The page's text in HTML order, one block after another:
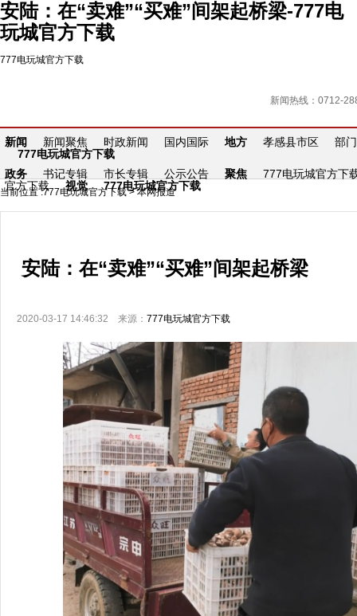
安陆：在“卖难”“买难”间架起桥梁-777电
玩城官方下载
777电玩城官方下载
新闻热线：0712-
新闻 新闻聚焦 时政新闻 国内国际 地方 孝感县市区
部门
777电玩城官方下载
政务
书记专辑 市长专辑 公示公告 聚焦
777电玩城官方下
官方下载
视觉 777电玩城官方下载
当前位置 :777电玩城官方下载>本网报道
安陆：在“卖难”“买难”间架起桥梁
2020-03-17 14:46:32 来源： 777电玩城官方下载